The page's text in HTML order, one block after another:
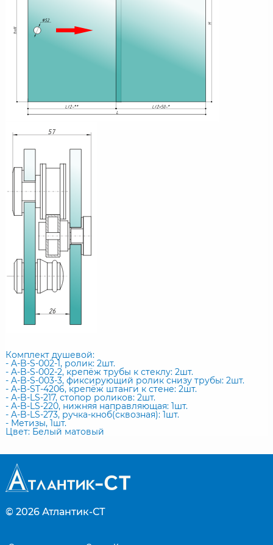
Комплект душевой:
- A-B-S-002-1, ролик: 2шт.
- A-B-S-002-2, крепёж трубы к стеклу: 2шт.
- A-B-S-003-3, фиксирующий ролик снизу трубы: 2шт.
- A-B-ST-4206, крепёж штанги к стене: 2шт.
- A-B-LS-217, стопор роликов: 2шт.
- A-B-LS-220, нижняя направляющая: 1шт.
- A-B-LS-273, ручка-кноб(сквозная): 1шт.
- Метизы, 1шт.
Цвет: Белый матовый
© 2026 Атлантик-СТ